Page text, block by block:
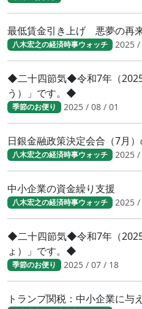
最低賃金引き上げ 悪夢の再
八木宏之の経済時事ウォッチ 2025
◆二十四節気◆令和7年（
う）」です。◆
季節のお便り 2025 / 08 / 01
日銀金融政策決定会合（7月）
八木宏之の経済時事ウォッチ 2025 /
中小企業の資金繰り支援
八木宏之の経済時事ウォッチ 2025
◆二十四節気◆令和7年（
ょ）」です。◆
季節のお便り 2025 / 07 / 18
トランプ関税：中小企業に与